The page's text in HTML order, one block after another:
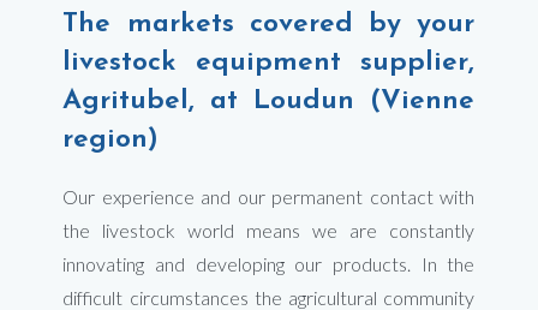
The markets covered by your
livestock equipment supplier,
Agritubel, at Loudun (Vienne
region)
Our experience and our permanent contact with
the livestock world means we are constantly
innovating and developing our products. In the
difficult circumstances the agricultural community